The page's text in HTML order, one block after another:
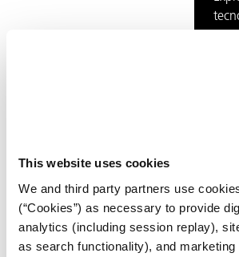
This website uses cookies
We and third party partners use
(“Cookies”) as necessary to provide
analytics (including session replay),
as search functionality), and